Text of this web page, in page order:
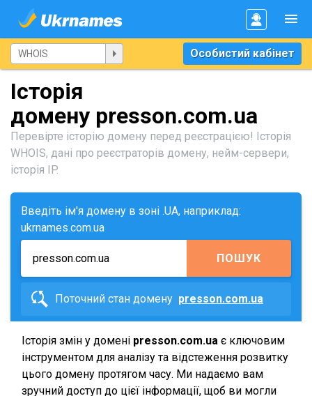
Особистий кабінет
Історія
домену presson.com.ua
Перевірте історію домену перед реєстрацією! Історія
WHOIS, дані про реєстраторів домену, нейм-сервери,
історія IP.
Введіть ім'я домену в зоні .UA, наприклад:
ukrnames.com.ua
ПОШУК
Поточний стан домену presson.com.ua
Історія змін у домені presson.com.ua є ключовим
інструментом для аналізу та відстеження розвитку
цього домену протягом часу. Ми надаємо вам
зручний доступ до цієї інформації, щоб ви могли